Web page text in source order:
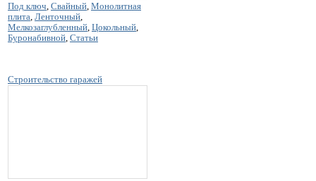
Под ключ Свайный Монолитная
плита Ленточный
Мелкозаглубленный Цокольный
Буронабивной Статьи
Строительство гаражей